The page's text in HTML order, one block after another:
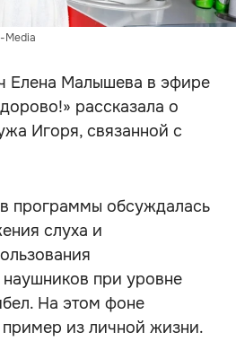
Media
Елена Малышева в эфире
рассказала о
Игоря, связанной с
программы обсуждалась
слуха и
при уровне
На этом фоне
из личной жизни.